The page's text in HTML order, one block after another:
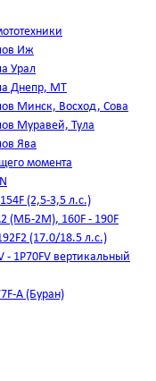
Иж
Урал
Днепр, МТ
Минск, Восход, Сова
Муравей, Тула
Ява
момента
(2,5-3,5 л.с.)
(МБ-2М), 160F - 190F
(17.0/18.5 л.с.)
- 1Р70FV вертикальный
A (Буран)